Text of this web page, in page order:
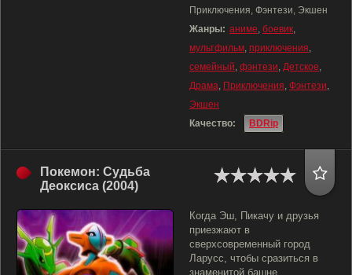
Приключения, Фэнтези, Экшен
Жанры: аниме, боевик,
мультфильм, приключения,
семейный, фэнтези, Детское,
Драма, Приключения, Фэнтези,
Экшен
Качество:
BDRip
Покемон: Судьба
Деоксиса (2004)
Когда Эш, Пикачу и друзья
приезжают в
сверхсовременный город
Ларусс, чтобы сразиться в
знаменитой башне,